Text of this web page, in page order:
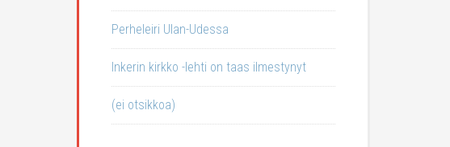
Perheleiri Ulan-Udessa
Inkerin kirkko -lehti on taas ilmestynyt
(ei otsikkoa)